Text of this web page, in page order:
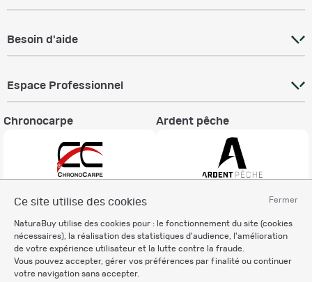
Fermer
Ce site utilise des cookies
NaturaBuy utilise des cookies pour : le fonctionnement du site (cookies
nécessaires), la réalisation des statistiques d'audience, l'amélioration
de votre expérience utilisateur et la lutte contre la fraude.
Vous pouvez accepter, gérer vos préférences par finalité ou continuer
votre navigation sans accepter.
Besoin d'aide
Espace Professionnel
Chronocarpe Ardent pêche
Charte éthique
Mentions légales
Règlement & Conditions d'utilisation
Politique de protection